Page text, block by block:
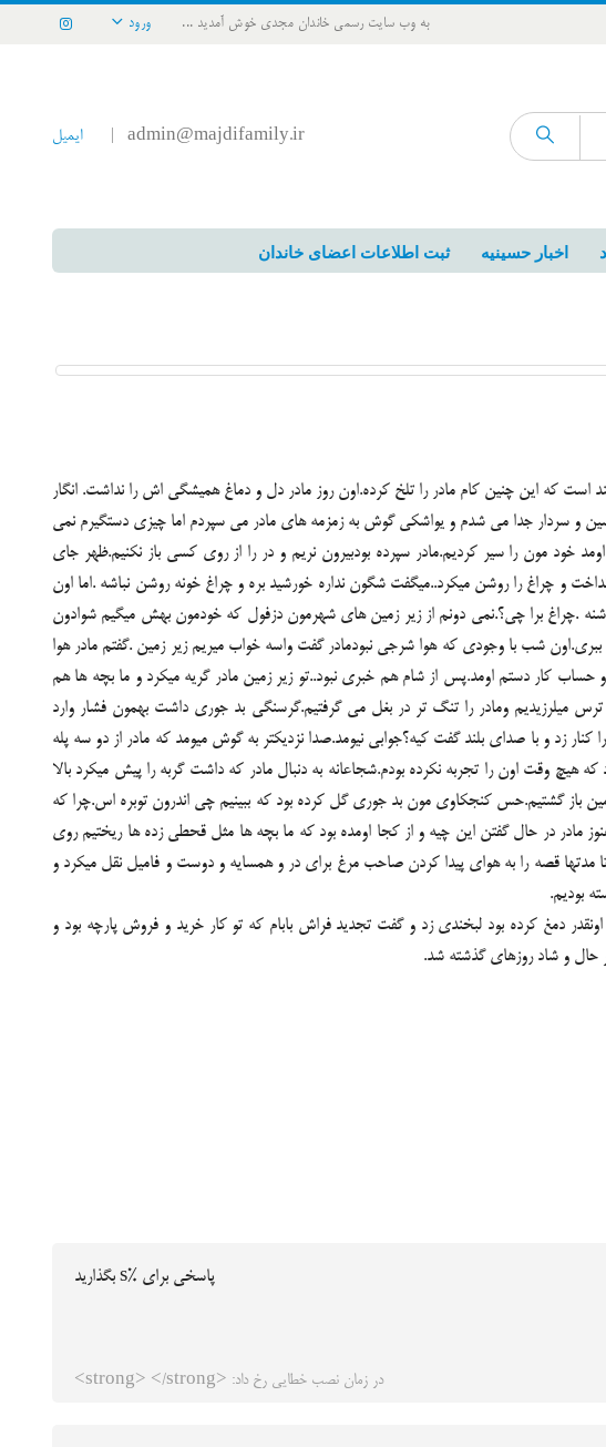
به وب سایت رسمی خاندان مجدی خوش آمدید ... ورود
admin@majdifamily.ir ایمیل
اخبار حسینیه ثبت اطلاعات اعضای خاندان
است که این چنین کام مادر را تلخ کرده.اون روز مادر دل و دماغ همیشگی اش را نداشت. انگار
و سردار جدا می شدم و یواشکی گوش به زمزمه های مادر می سپردم اما چیزی دستگیرم نمی
مون را سیر کردیم.مادر سپرده بودبیرون نریم و در را از روی کسی باز نکنیم.ظهر جای
و چراغ را روشن میکرد..میگفت شگون نداره خورشید بره و چراغ خونه روشن نباشه .اما اون
.چراغ برا چی؟.نمی دونم از زیر زمین های شهرمون دزفول که خودمون بهش میگیم شوادون
شب با وجودی که هوا شرجی نبودمادر گفت واسه خواب میریم زیر زمین .گفتم مادر هوا
کار دستم اومد.پس از شام هم خبری نبود..تو زیر زمین مادر گریه میکرد و ما بچه ها هم
میلرزیدیم ومادر را تنگ تر در بغل می گرفتیم.گرسنگی بد جوری داشت بهمون فشار وارد
زد و با صدای بلند گفت کیه؟جوابی نیومد.صدا نزدیکتر به گوش میومد که مادر از دو سه پله
وقت اون را تجربه نکرده بودم.شجاعانه به دنبال مادر که داشت گربه را پیش میکرد بالا
زمین باز گشتیم.حس کنجکاوی مون بد جوری گل کرده بود که ببینیم چی اندرون توبره اس.چرا که
مادر در حال گفتن این چیه و از کجا اومده بود که ما بچه ها مثل قحطی زده ها ریختیم روی
مدتها قصه را به هوای پیدا کردن صاحب مرغ برای در و همسایه و دوست و فامیل نقل میکرد و
بودیم.
دمغ کرده بود لبخندی زد و گفت تجدید فراش بابام که تو کار خرید و فروش پارچه بود و
حال و شاد روزهای گذشته شد.
پاسخی برای %s بگذارید
در زمان نصب خطایی رخ داد: <strong> </strong>